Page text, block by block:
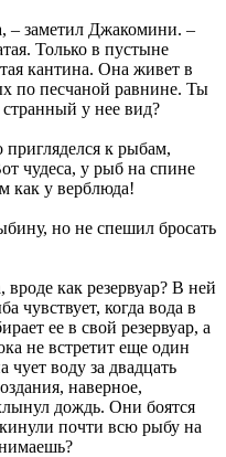
– заметил Джакомини. –
Только в пустыне
кантина. Она живет в
по песчаной равнине. Ты
у нее вид?
к рыбам,
чудеса, у рыб на спине
как у верблюда!
но не спешил бросать
как резервуар? В ней
чувствует, когда вода в
ее в свой резервуар, а
не встретит еще один
воду за двадцать
наверное,
дождь. Они боятся
почти всю рыбу на